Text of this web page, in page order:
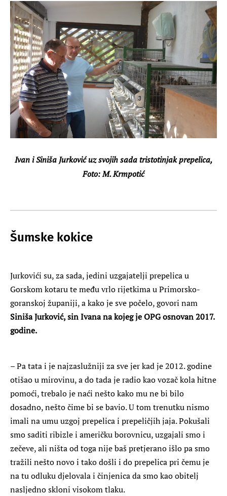
Ivan i Siniša Jurković uz svojih sada tristotinjak prepelica,
Foto: M. Krmpotić
Šumske kokice
Jurkovići su, za sada, jedini uzgajatelji prepelica u
Gorskom kotaru te među vrlo rijetkima u Primorsko-
goranskoj županiji, a kako je sve počelo, govori nam
Siniša Jurković, sin Ivana na kojeg je OPG osnovan 2017.
godine.
– Pa tata i je najzaslužniji za sve jer kad je 2012. godine
otišao u mirovinu, a do tada je radio kao vozač kola hitne
pomoći, trebalo je naći nešto kako mu ne bi bilo
dosadno, nešto čime bi se bavio. U tom trenutku nismo
imali na umu uzgoj prepelica i prepeličjih jaja. Pokušali
smo saditi ribizle i američku borovnicu, uzgajali smo i
zečeve, ali ništa od toga nije baš pretjerano išlo pa smo
tražili nešto novo i tako došli i do prepelica pri čemu je
na tu odluku djelovala i činjenica da smo kao obitelj
nasljedno skloni visokom tlaku.